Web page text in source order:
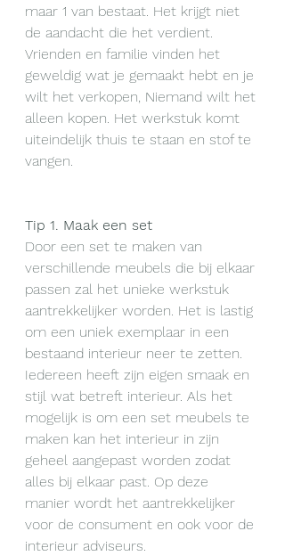
maar 1 van bestaat. Het krijgt niet
de aandacht die het verdient.
Vrienden en familie vinden het
geweldig wat je gemaakt hebt en je
wilt het verkopen, Niemand wilt het
alleen kopen. Het werkstuk komt
uiteindelijk thuis te staan en stof te
vangen.
Tip 1. Maak een set
Door een set te maken van
verschillende meubels die bij elkaar
passen zal het unieke werkstuk
aantrekkelijker worden. Het is lastig
om een uniek exemplaar in een
bestaand interieur neer te zetten.
Iedereen heeft zijn eigen smaak en
stijl wat betreft interieur. Als het
mogelijk is om een set meubels te
maken kan het interieur in zijn
geheel aangepast worden zodat
alles bij elkaar past. Op deze
manier wordt het aantrekkelijker
voor de consument en ook voor de
interieur adviseurs.